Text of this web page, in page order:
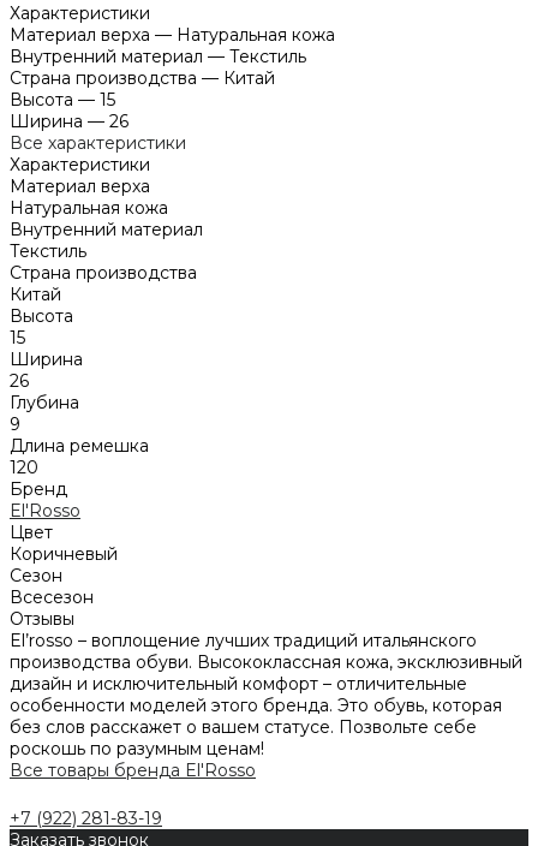
Характеристики
Материал верха — Натуральная кожа
Внутренний материал — Текстиль
Страна производства — Китай
Высота — 15
Ширина — 26
Все характеристики
Характеристики
Материал верха
Натуральная кожа
Внутренний материал
Текстиль
Страна производства
Китай
Высота
15
Ширина
26
Глубина
9
Длина ремешка
120
Бренд
El'Rosso
Цвет
Коричневый
Сезон
Всесезон
Отзывы
El’rosso – воплощение лучших традиций итальянского
производства обуви. Высококлассная кожа, эксклюзивный
дизайн и исключительный комфорт – отличительные
особенности моделей этого бренда. Это обувь, которая
без слов расскажет о вашем статусе. Позвольте себе
роскошь по разумным ценам!
Все товары бренда El'Rosso
+7 (922) 281-83-19
Заказать звонок